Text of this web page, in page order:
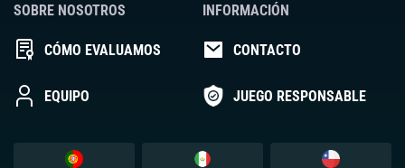
SOBRE NOSOTROS
CÓMO EVALUAMOS
EQUIPO
INFORMACIÓN
CONTACTO
JUEGO RESPONSABLE